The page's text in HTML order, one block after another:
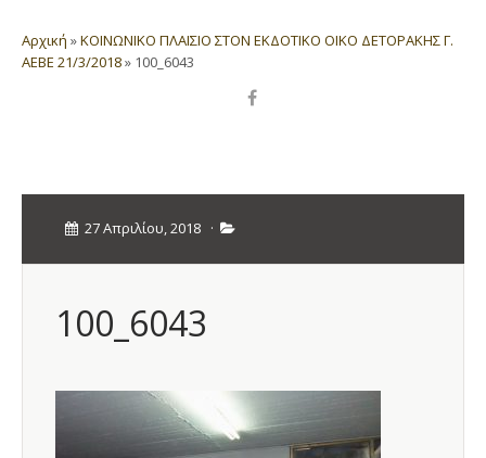
Αρχική »ΚΟΙΝΩΝΙΚΟ ΠΛΑΙΣΙΟ ΣΤΟΝ ΕΚΔΟΤΙΚΟ ΟΙΚΟ ΔΕΤΟΡΑΚΗΣ Γ.
ΑΕΒΕ 21/3/2018» 100_6043
27 Απριλίου, 2018 ·
100_6043